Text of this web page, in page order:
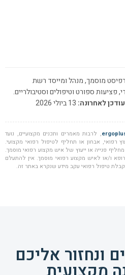
מוסמך, מנהל ומייסד רשת
ספורט וטיפולים וסטיבולריים.
עודכן לאחרונה:
, לרבות מאמרים ותכנים מקצועיים, נועד
רפואי, אבחון או תחליף לטיפול רפואי מקצועי.
מחליף פנייה או ייעוץ של איש מקצוע רפואי מוסמך.
ו/או לאיש מקצוע רפואי מוסמך. אין להתעלם
קבלת טיפול רפואי עקב מידע שנקרא באתר זה.
ונחזור אליכם